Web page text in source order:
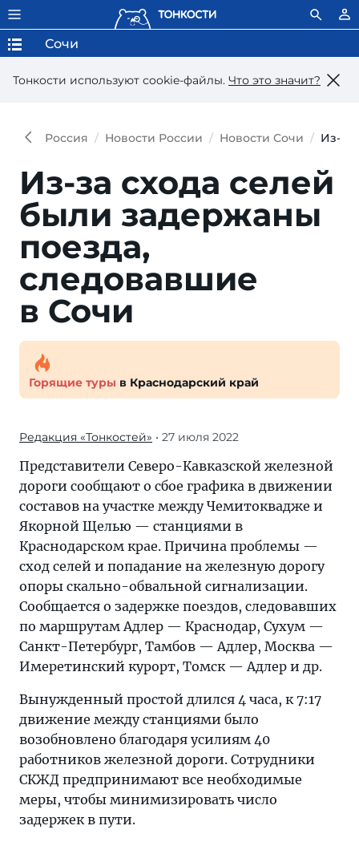
Тонкости используют сookie-файлы. Что это значит?
Сочи
Россия Новости России Новости Сочи Из-за
Из-за схода селей
были задержаны
поезда,
следовавшие
в Сочи
Горящие туры в Краснодарский край
Редакция «Тонкостей» • 27 июля 2022
Представители Северо-Кавказской железной
дороги сообщают о сбое графика в движении
составов на участке между Чемитоквадже и
Якорной Щелью — станциями в
Краснодарском крае. Причина проблемы —
сход селей и попадание на железную дорогу
опоры скально-обвальной сигнализации.
Сообщается о задержке поездов, следовавших
по маршрутам Адлер — Краснодар, Сухум —
Санкт-Петербург, Тамбов — Адлер, Москва —
Имеретинский курорт, Томск — Адлер и др.
Вынужденный простой длился 4 часа, к 7:17
движение между станциями было
возобновлено благодаря усилиям 40
работников железной дороги. Сотрудники
СКЖД предпринимают все необходимые
меры, чтобы минимизировать число
задержек в пути.